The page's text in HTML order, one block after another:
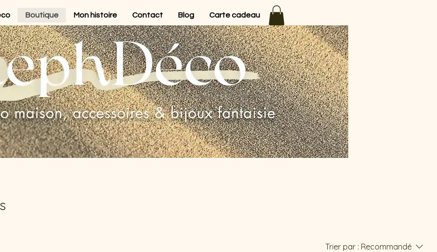
Boutique Mon histoire Contact Blog Carte cadeau
Trier par : Recommandé